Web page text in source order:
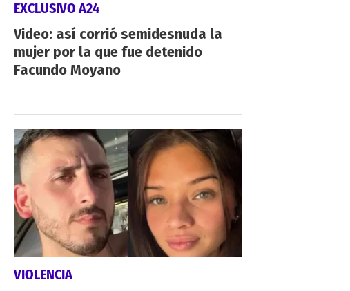
EXCLUSIVO A24
Video: así corrió semidesnuda la
mujer por la que fue detenido
Facundo Moyano
VIOLENCIA